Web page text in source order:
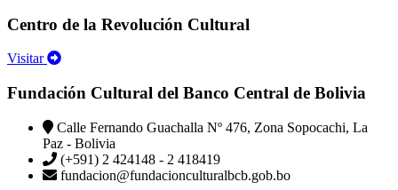
Centro de la Revolución Cultural
Visitar
Fundación Cultural del Banco Central de Bolivia
Calle Fernando Guachalla Nº 476, Zona Sopocachi, La
Paz - Bolivia
(+591) 2 424148 - 2 418419
fundacion@fundacionculturalbcb.gob.bo